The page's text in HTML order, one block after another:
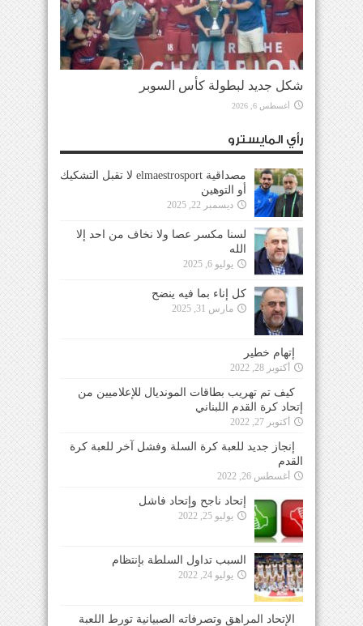
شكل جديد لبطولة كأس السوبر
أغسطس 6, 2026
رأي المايسترو
مصداقية elmaestrosport لا تقبل التشكيك
أو التوهين
ديسمبر 22, 2025
لسنا مكسر عصا ولا نخاف من احد إلا
الله
يوليو 6, 2025
كل إناء بما فيه ينضح
مارس 31, 2025
إتهام خطير
أكتوبر 28, 2022
كيف تم تهريب بطاقات المونديال للإعلاميين من
إتحاد كرة القدم اللبناني
أكتوبر 27, 2022
إنجاز جديد للعبة كرة السلة وفشل آخر للعبة كرة
القدم
أغسطس 26, 2022
إتحاد ناجح وإتحاد فاشل
يوليو 25, 2022
السبب تداول السلطة بإنتظام
يوليو 24, 2022
الإتحاد المراهق وتصرفاته الصبيانية تورط اللعبة